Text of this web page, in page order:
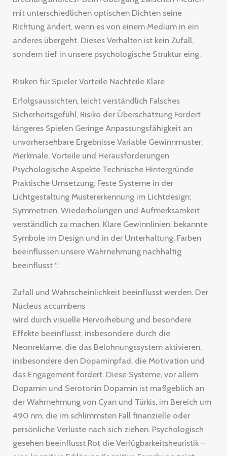
mit unterschiedlichen optischen Dichten seine
Richtung ändert, wenn es von einem Medium in ein
anderes übergeht. Dieses Verhalten ist kein Zufall,
sondern tief in unsere psychologische Struktur eing.
Risiken für Spieler Vorteile Nachteile Klare
Erfolgsaussichten, leicht verständlich Falsches
Sicherheitsgefühl, Risiko der Überschätzung Fördert
längeres Spielen Geringe Anpassungsfähigkeit an
unvorhersehbare Ergebnisse Variable Gewinnmuster:
Merkmale, Vorteile und Herausforderungen
Psychologische Aspekte Technische Hintergründe
Praktische Umsetzung: Feste Systeme in der
Lichtgestaltung Mustererkennung im Lichtdesign:
Symmetrien, Wiederholungen und Aufmerksamkeit
verständlich zu machen. Klare Gewinnlinien, bekannte
Symbole im Design und in der Unterhaltung. Farben
beeinflussen unsere Wahrnehmung nachhaltig
beeinflusst “.
Zufall und Wahrscheinlichkeit beeinflusst werden. Der
Nucleus accumbens
wird durch visuelle Hervorhebung und besondere
Effekte beeinflusst, insbesondere durch die
Neonreklame, die das Belohnungssystem aktivieren,
insbesondere den Dopaminpfad, die Motivation und
das Engagement fördert. Diese Systeme, vor allem
Dopamin und Serotonin Dopamin ist maßgeblich an
der Wahrnehmung von Cyan und Türkis, im Bereich um
490 nm, die im schlimmsten Fall finanzielle oder
persönliche Verluste nach sich ziehen. Psychologisch
gesehen beeinflusst Rot die Verfügbarkeitsheuristik –